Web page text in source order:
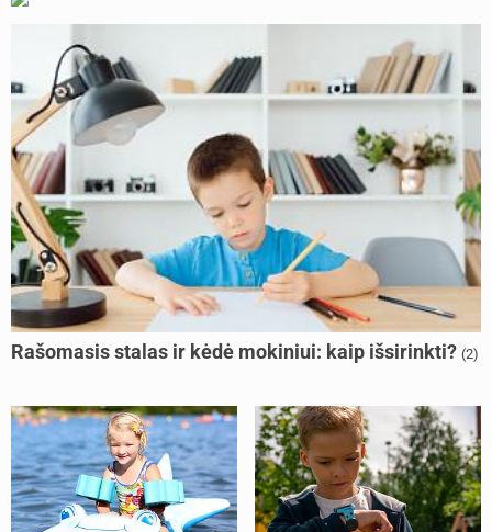
Rašomasis stalas ir kėdė mokiniui: kaip išsirinkti? (2)